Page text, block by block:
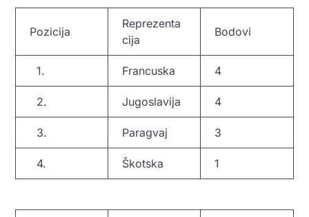
Pozicija
Reprezenta
cija
Bodovi
1. Francuska 4
2. Jugoslavija 4
3. Paragvaj 3
4. Škotska 1